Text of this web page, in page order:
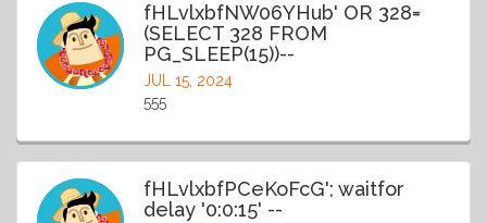
fHLvlxbfNW06YHub' OR 328=
(SELECT 328 FROM
PG_SLEEP(15))--
JUL 15, 2024
555
fHLvlxbfPCeKoFcG'; waitfor
delay '0:0:15' --